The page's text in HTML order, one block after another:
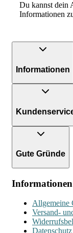
Du kannst dein
Informationen
Informationen
Gute Gründe
Informationen
Allgemeine
Versand-
Datenschutz